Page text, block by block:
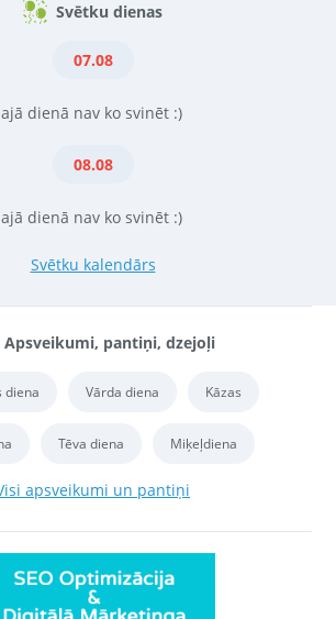
Svētku dienas
07.08
dienā nav ko svinēt :)
08.08
dienā nav ko svinēt :)
Svētku kalendārs
Apsveikumi, pantiņi, dzejoļi
diena Vārda diena Kāzas
Tēva diena Miķeļdiena
apsveikumi un pantiņi